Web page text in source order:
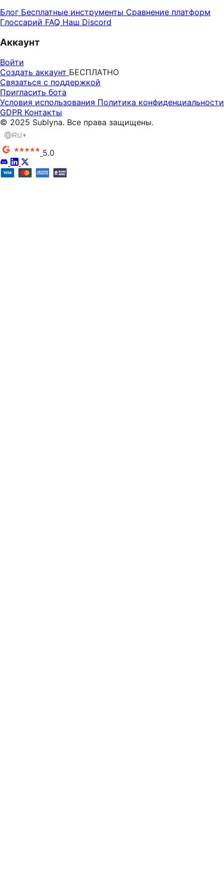
Блог Бесплатные инструменты Сравнение платформ
Глоссарий FAQ Наш Discord
Аккаунт
Войти
Создать аккаунт БЕСПЛАТНО
Связаться с поддержкой
Пригласить бота
Условия использования Политика конфиденциальности
GDPR Контакты
© 2025 Sublyna. Все права защищены.
RU ▼
5.0